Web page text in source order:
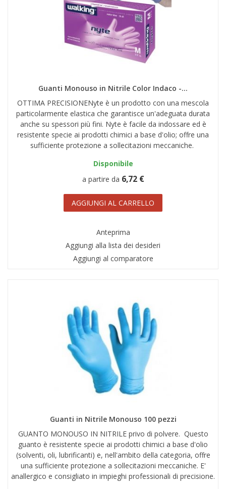
Guanti Monouso in Nitrile Color Indaco -...
OTTIMA PRECISIONENyte è un prodotto con una mescola
particolarmente elastica che garantisce un'adeguata durata
anche su spessori più fini. Nyte è facile da indossare ed è
resistente specie ai prodotti chimici a base d'olio; offre una
sufficiente protezione a sollecitazioni meccaniche.
Disponibile
a partire da 6,72 €
AGGIUNGI AL CARRELLO
Anteprima
Aggiungi alla lista dei desideri
Aggiungi al comparatore
Guanti in Nitrile Monouso 100 pezzi
GUANTO MONOUSO IN NITRILE privo di polvere. Questo
guanto è resistente specie ai prodotti chimici a base d'olio
(solventi, oli, lubrificanti) e, nell'ambito della categoria, offre
una sufficiente protezione a sollecitazioni meccaniche. E'
anallergico e consigliato in impieghi professionali di precisione.